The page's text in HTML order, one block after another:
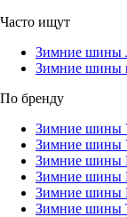
Часто ищут
Зимние шины
Зимние шины
По бренду
Зимние шины
Зимние шины
Зимние шины
Зимние шины
Зимние шины
Зимние шины